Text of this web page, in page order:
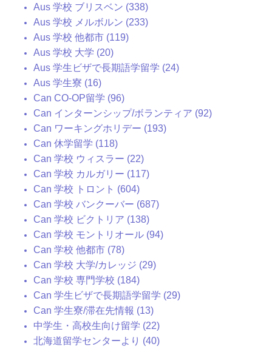
Aus 学校 ブリスベン (338)
Aus 学校 メルボルン (233)
Aus 学校 他都市 (119)
Aus 学校 大学 (20)
Aus 学生ビザで長期語学留学 (24)
Aus 学生寮 (16)
Can CO-OP留学 (96)
Can インターンシップ/ボランティア (92)
Can ワーキングホリデー (193)
Can 休学留学 (118)
Can 学校 ウィスラー (22)
Can 学校 カルガリー (117)
Can 学校 トロント (604)
Can 学校 バンクーバー (687)
Can 学校 ビクトリア (138)
Can 学校 モントリオール (94)
Can 学校 他都市 (78)
Can 学校 大学/カレッジ (29)
Can 学校 専門学校 (184)
Can 学生ビザで長期語学留学 (29)
Can 学生寮/滞在先情報 (13)
中学生・高校生向け留学 (22)
北海道留学センターより (40)